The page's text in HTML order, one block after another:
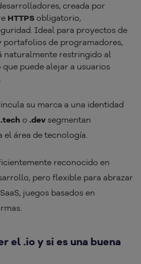
creada por
HTTPS obligatorio,
Ideal para proyectos de
portafolios de programadores,
naturalmente restringido al
puede alejar a usuarios
su marca a una identidad
.tech o .dev segmentan
el área de tecnología.
reconocido en
pero flexible para abrazar
juegos basados en
el .io y si es una buena